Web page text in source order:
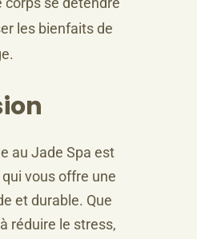
les bienfaits de
au Jade Spa est
vous offre une
et durable. Que
réduire le stress,